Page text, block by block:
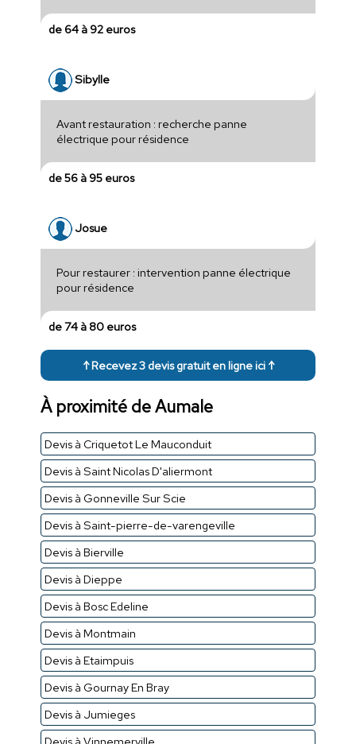
de 64 à 92 euros
Sibylle
Avant restauration : recherche panne
électrique pour résidence
de 56 à 95 euros
Josue
Pour restaurer : intervention panne électrique
pour résidence
de 74 à 80 euros
↑ Recevez 3 devis gratuit en ligne ici ↑
À proximité de Aumale
Devis à Criquetot Le Mauconduit
Devis à Saint Nicolas D'aliermont
Devis à Gonneville Sur Scie
Devis à Saint-pierre-de-varengeville
Devis à Bierville
Devis à Dieppe
Devis à Bosc Edeline
Devis à Montmain
Devis à Etaimpuis
Devis à Gournay En Bray
Devis à Jumieges